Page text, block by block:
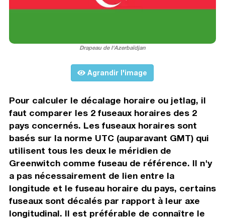
Drapeau de l'Azerbaïdjan
Agrandir l'image
Pour calculer le décalage horaire ou jetlag, il
faut comparer les 2 fuseaux horaires des 2
pays concernés. Les fuseaux horaires sont
basés sur la norme UTC (auparavant GMT) qui
utilisent tous les deux le méridien de
Greenwitch comme fuseau de référence. Il n'y
a pas nécessairement de lien entre la
longitude et le fuseau horaire du pays, certains
fuseaux sont décalés par rapport à leur axe
longitudinal. Il est préférable de connaître le